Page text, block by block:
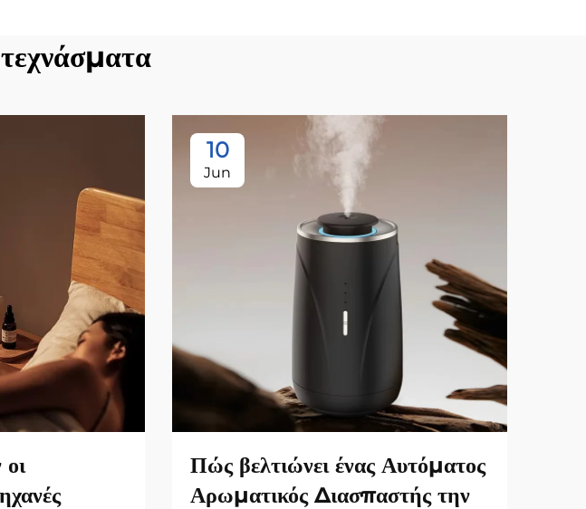
10
Jun
Πώς βελτιώνει ένας Αυτόματος
Αρωματικός Διασπαστής την